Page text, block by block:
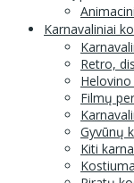
Karnavaliniai
Retro,
Filmų
Gyvūnų
Kiti